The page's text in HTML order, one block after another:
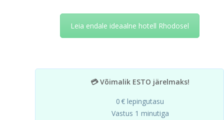
Leia endale ideaalne hotell Rhodosel
💳 Võimalik ESTO järelmaks!
0 € lepingutasu
Vastus 1 minutiga